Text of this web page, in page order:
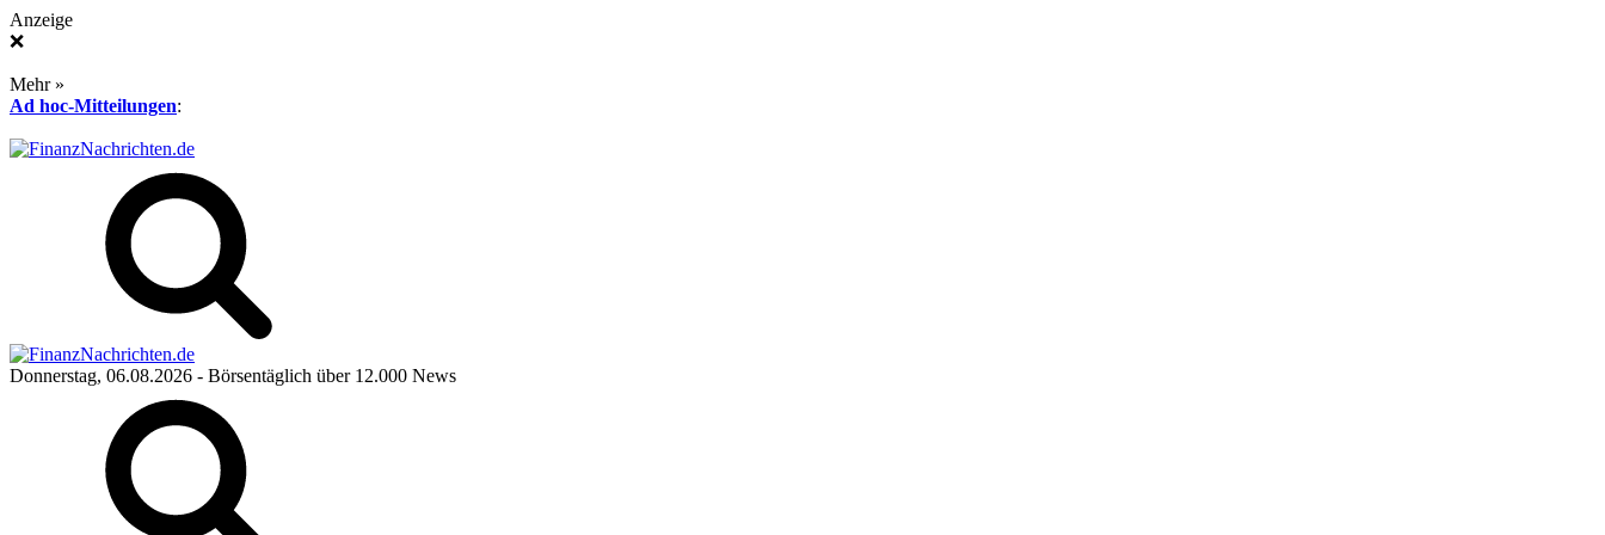
Anzeige
❌
Mehr »
Ad hoc-Mitteilungen:
Donnerstag, 06.08.2026 - Börsentäglich über 12.000 News